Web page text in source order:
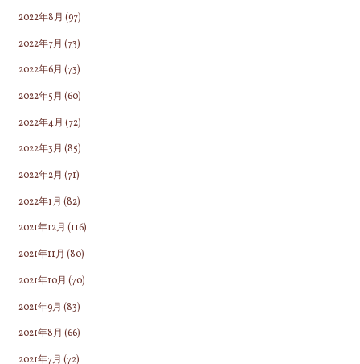
2022年8月 (97)
2022年7月 (73)
2022年6月 (73)
2022年5月 (60)
2022年4月 (72)
2022年3月 (85)
2022年2月 (71)
2022年1月 (82)
2021年12月 (116)
2021年11月 (80)
2021年10月 (70)
2021年9月 (83)
2021年8月 (66)
2021年7月 (72)